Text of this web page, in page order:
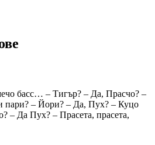
басc… – Тигър? – Да, Прасчо? –
пари? – Йори? – Да, Пух? – Куцо
– Да Пух? – Прасета, прасета,